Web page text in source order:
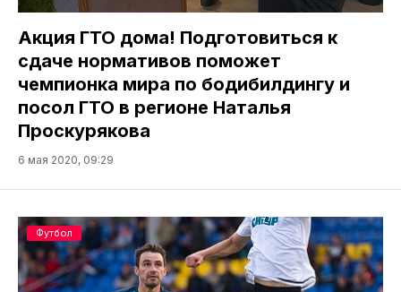
Акция ГТО дома! Подготовиться к
сдаче нормативов поможет
чемпионка мира по бодибилдингу и
посол ГТО в регионе Наталья
Проскурякова
6 мая 2020, 09:29
Футбол